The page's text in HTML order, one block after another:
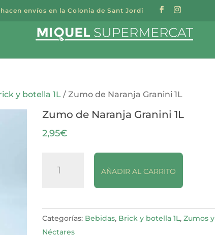
envíos en la Colonia de Sant Jordi
y botella 1L / Zumo de Naranja Granini 1L
Zumo de Naranja Granini 1L
2,95€
1L
cantidad
AÑADIR AL CARRITO
Categorías: Bebidas, Brick y botella 1L,Zumos y
Néctares